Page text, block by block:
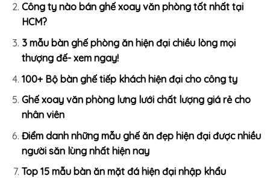
Công ty nào bán ghế xoay văn phòng tốt nhất tại
HCM?
3 mẫu bàn ghế phòng ăn hiện đại chiều lòng mọi
thượng đế- xem ngay!
100+ Bộ bàn ghế tiếp khách hiện đại cho công ty
Ghế xoay văn phòng lưng lưới chất lượng giá rẻ cho
nhân viên
Điểm danh những mẫu ghế ăn đẹp hiện đại được nhiều
người săn lùng nhất hiện nay
Top 15 mẫu bàn ăn mặt đá hiện đại nhập khẩu